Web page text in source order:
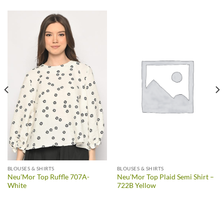
BLOUSES & SHIRTS
Neu’Mor Top Ruffle 707A-
White
BLOUSES & SHIRTS
Neu’Mor Top Plaid Semi Shirt –
722B Yellow